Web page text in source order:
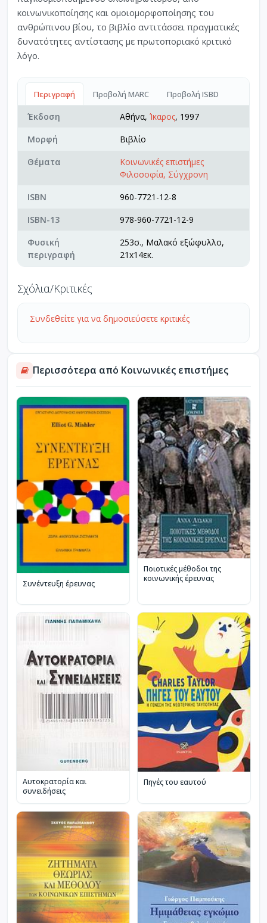
κοινωνικοποίησης και ομοιομορφοποίησης του
ανθρώπινου βίου, το βιβλίο αντιτάσσει πραγματικές
δυνατότητες αντίστασης με πρωτοποριακό κριτικό
λόγο.
Περιγραφή Προβολή MARC Προβολή ISBD
Έκδοση Αθήνα, Ίκαρος, 1997
Μορφή
Βιβλίο
Θέματα
Κοινωνικές επιστήμες
Φιλοσοφία, Σύγχρονη
ISBN
960-7721-12-8
ISBN-13
978-960-7721-12-9
Φυσική
περιγραφή
253σ., Μαλακό εξώφυλλο,
21x14εκ.
Σχόλια/Κριτικές
Συνδεθείτε για να δημοσιεύσετε κριτικές
Περισσότερα από Κοινωνικές επιστήμες
Συνέντευξη έρευνας
Ποιοτικές μέθοδοι της
κοινωνικής έρευνας
Αυτοκρατορία και
συνειδήσεις
Πηγές του εαυτού